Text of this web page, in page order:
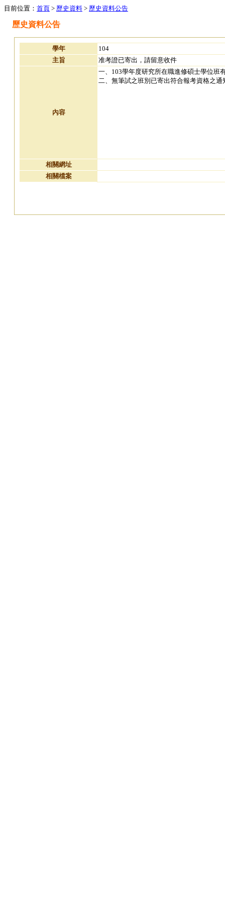
目前位置： 首頁 > 歷史資料 > 歷史資料公告
歷史資料公告
學年
104
主旨
准考證已寄出，請留意收件
內容
一、103學年度研究所在職進修碩士學位班
二、無筆試之班別已寄出符合報考資格之
相關網址
相關檔案